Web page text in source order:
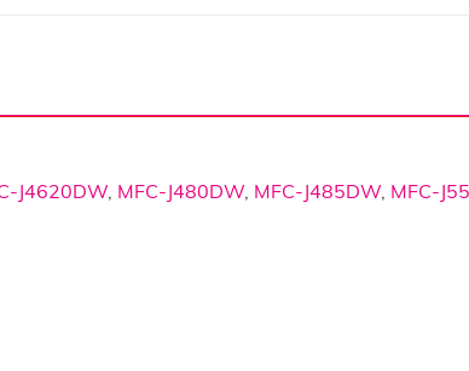
J4620DW, MFC-J480DW, MFC-J485DW, MFC-